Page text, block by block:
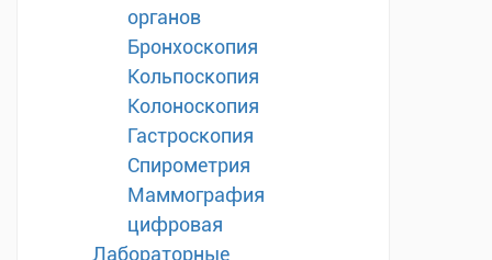
органов
Бронхоскопия
Кольпоскопия
Колоноскопия
Гастроскопия
Спирометрия
Маммография
цифровая
Лабораторные